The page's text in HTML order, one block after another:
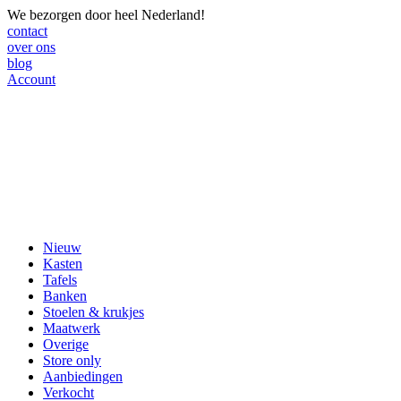
We bezorgen door heel Nederland!
contact
over ons
blog
Account
Nieuw
Kasten
Tafels
Banken
Stoelen & krukjes
Maatwerk
Overige
Store only
Aanbiedingen
Verkocht